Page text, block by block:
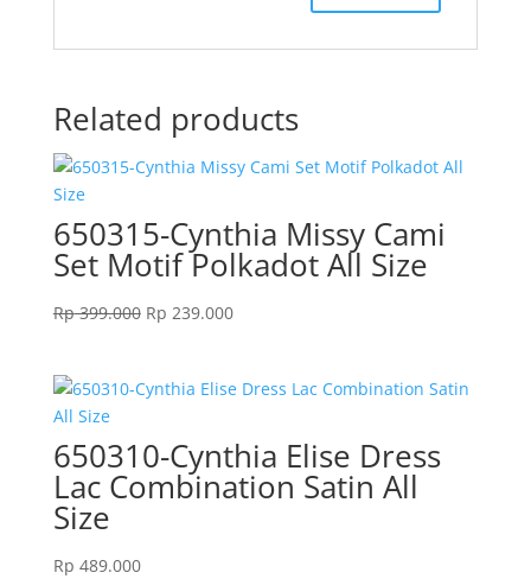
Related products
650315-Cynthia Missy Cami
Set Motif Polkadot All Size
Rp399.000 Original
Rp 399.000.
Rp 239.000Current
Rp 239.000.
650310-Cynthia Elise Dress
Lac Combination Satin All
Size
Rp 489.000